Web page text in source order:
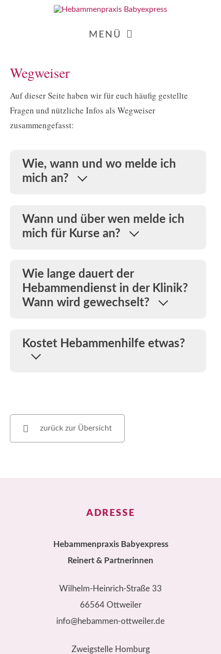
MENÜ
Wegweiser
Auf dieser Seite haben wir für euch häufig gestellte
Fragen und nützliche Infos als Wegweiser
zusammengefasst:
Wie, wann und wo melde ich
mich an?
Wann und über wen melde ich
mich für Kurse an?
Wie lange dauert der
Hebammendienst in der Klinik?
Wann wird gewechselt?
Kostet Hebammenhilfe etwas?
zurück zur Übersicht
ADRESSE
Hebammenpraxis Babyexpress
Reinert & Partnerinnen
Wilhelm-Heinrich-Straße 33
66564 Ottweiler
info@hebammen-ottweiler.de
Zweigstelle Homburg